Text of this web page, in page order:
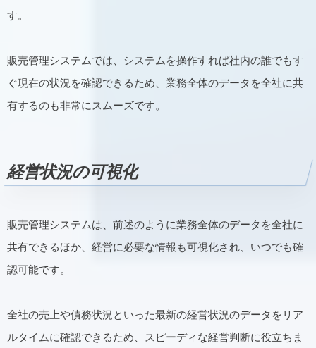
す。
販売管理システムでは、システムを操作すれば社内の誰でもす
ぐ現在の状況を確認できるため、業務全体のデータを全社に共
有するのも非常にスムーズです。
経営状況の可視化
販売管理システムは、前述のように業務全体のデータを全社に
共有できるほか、経営に必要な情報も可視化され、いつでも確
認可能です。
全社の売上や債務状況といった最新の経営状況のデータをリア
ルタイムに確認できるため、スピーディな経営判断に役立ちま